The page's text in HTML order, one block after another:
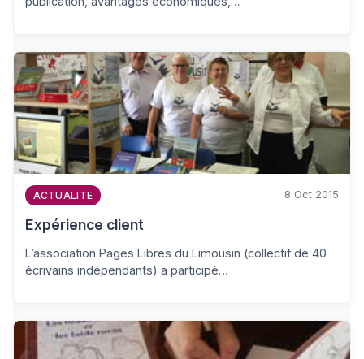
ACTUALITE 8 Oct 2015
Expérience client
L’association Pages Libres du Limousin (collectif de 40
écrivains indépendants) a participé…